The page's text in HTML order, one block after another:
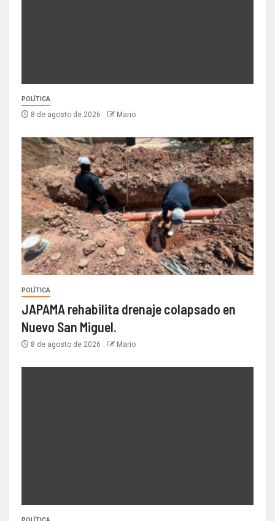
POLÍTICA
8 de agosto de 2026 Mario
POLÍTICA
JAPAMA rehabilita drenaje colapsado en
Nuevo San Miguel.
8 de agosto de 2026 Mario